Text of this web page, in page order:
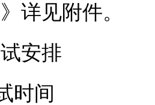
详见附件。
安排
间